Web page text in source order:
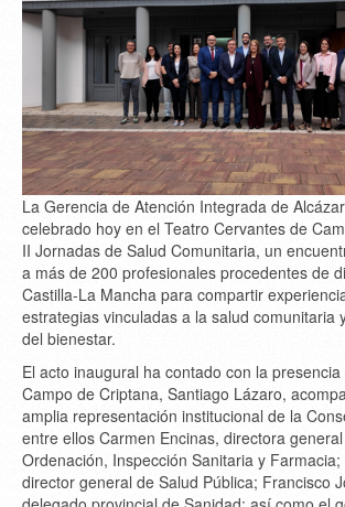
La Gerencia de Atención Integrada de
celebrado hoy en el Teatro Cervantes de
II Jornadas de Salud Comunitaria, un
a más de 200 profesionales procedentes de
Castilla-La Mancha para compartir
estrategias vinculadas a la salud comunitaria
del bienestar.
El acto inaugural ha contado con la presencia
Campo de Criptana, Santiago Lázaro,
amplia representación institucional de la
entre ellos Carmen Encinas, directora
Ordenación, Inspección Sanitaria y Farmacia;
director general de Salud Pública; Francisco